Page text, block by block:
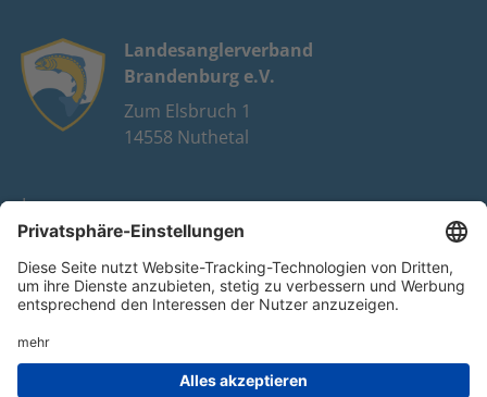
Landesanglerverband
Brandenburg e.V.
Zum Elsbruch 1
14558 Nuthetal
Impressum
Datenschutz
FAQ